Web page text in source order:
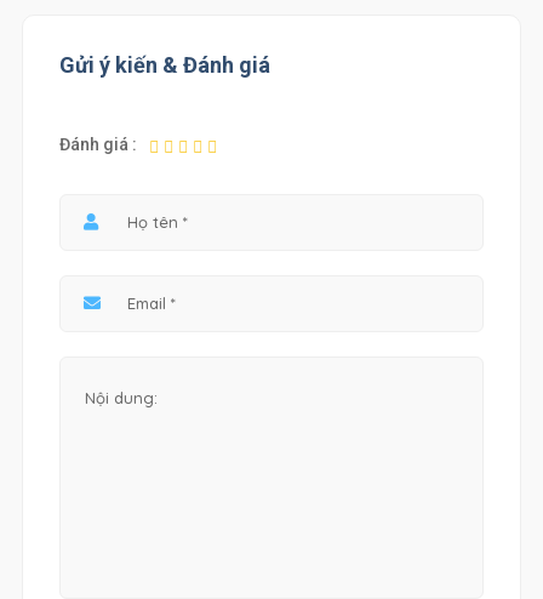
Gửi ý kiến & Đánh giá
Đánh giá :